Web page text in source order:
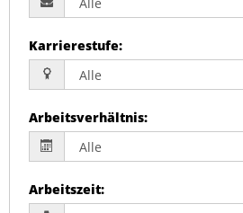
Karrierestufe:
Arbeitsverhältnis:
Arbeitszeit: